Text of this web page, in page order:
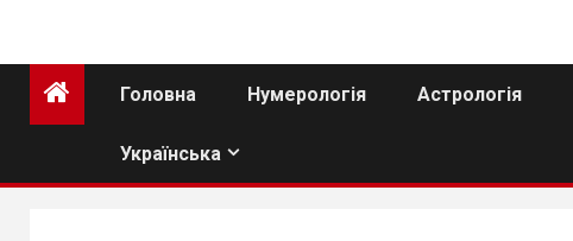
Головна Нумерологія Астрологія
Українська